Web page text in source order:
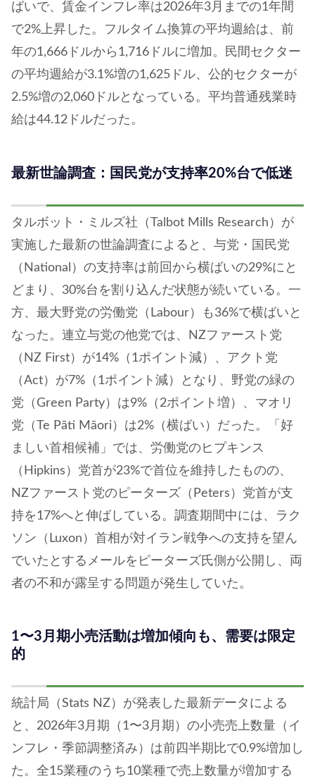
ばいで、賃金インフレ率は2026年3月までの1年間
で2%上昇した。フルタイム換算の平均週給は、前
年の1,666ドルから1,716ドルに増加。民間セクター
の平均週給が3.1%増の1,625ドル、公的セクターが
2.5%増の2,060ドルとなっている。平均普通残業時
給は44.12ドルだった。
最新世論調査：国民党が支持率20%台で低迷
タルボット・ミルズ社（Talbot Mills Research）が
実施した最新の世論調査によると、与党・国民党
（National）の支持率は前回から横ばいの29%にと
どまり、30%台を割り込んだ状態が続いている。一
方、最大野党の労働党（Labour）も36%で横ばいと
なった。連立与党の他党では、NZファースト党
（NZ First）が14%（1ポイント減）、アクト党
（Act）が7%（1ポイント減）となり、野党の緑の
党（Green Party）は9%（2ポイント増）、マオリ
党（Te Pāti Māori）は2%（横ばい）だった。「好
ましい首相候補」では、労働党のヒプキンス
（Hipkins）党首が23%で首位を維持したものの、
NZファースト党のピーターズ（Peters）党首が支
持を17%へと伸ばしている。調査期間中には、ラク
ソン（Luxon）首相が対イラン戦争への支持を望ん
でいたとするメールをピーターズ氏側が公開し、両
者の不和が露呈する問題が発生していた。
1〜3月期小売活動は増加傾向も、需要は限定
的
統計局（Stats NZ）が発表した最新データによる
と、2026年3月期（1〜3月期）の小売売上数量（イ
ンフレ・季節調整済み）は前四半期比で0.9%増加し
た。全15業種のうち10業種で売上数量が増加する